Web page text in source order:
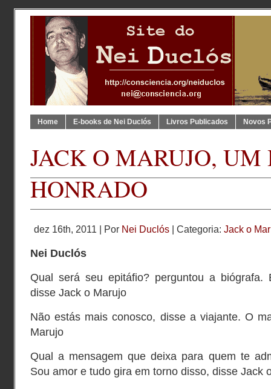
Home E-books de Nei Duclós Livros Publicados Novos
JACK O MARUJO,
HONRADO
dez 16th, 2011 | Por Nei Duclós | Categoria: Jack o
Nei Duclós
Qual será seu epitáfio? perguntou a biógrafa.
disse Jack o Marujo
Não estás mais conosco, disse a viajante. O
Marujo
Qual a mensagem que deixa para quem te
Sou amor e tudo gira em torno disso, disse Jack